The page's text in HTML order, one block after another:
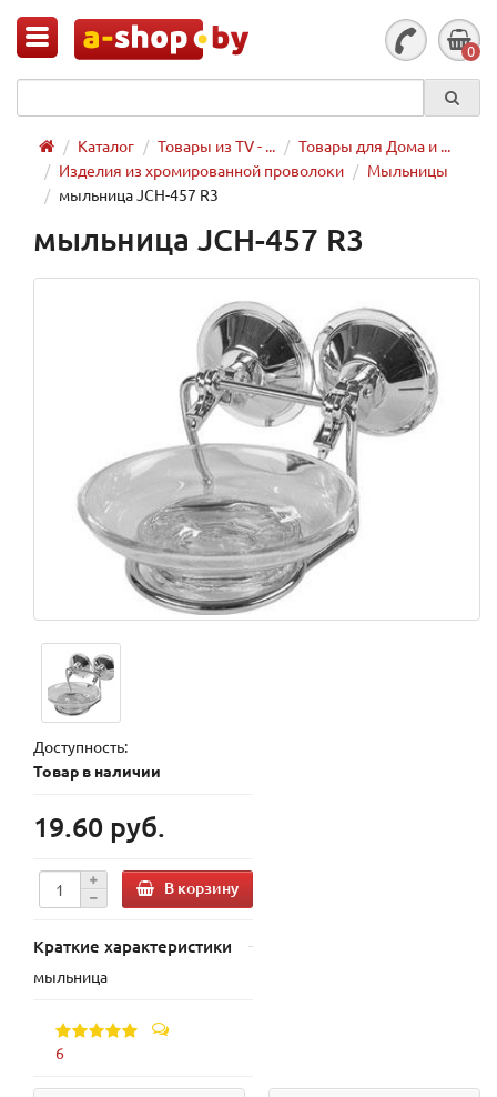
0
Каталог Товары из TV - ...
Товары для Дома и ...
Изделия из хромированной проволоки
Мыльницы
мыльница JCH-457 R3
мыльница JCH-457 R3
Доступность:
Товар в наличии
19.60 руб.
В корзину
Краткие характеристики
мыльница
6